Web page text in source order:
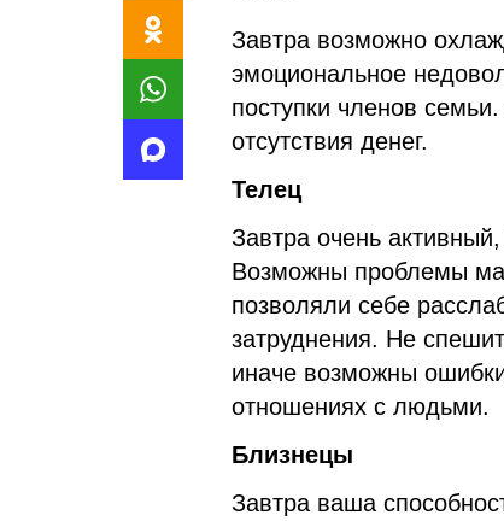
Завтра возможно
эмоциональное
поступки членов
отсутствия денег.
Телец
Завтра очень
Возможны проблемы
позволяли себе
затруднения. Не
иначе возможны
отношениях с людьми.
Близнецы
Завтра ваша